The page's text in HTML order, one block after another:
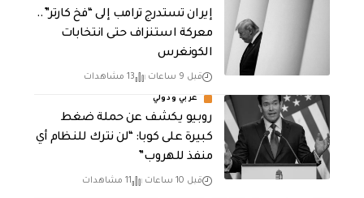
إيران تستدرج ترامب إلى “فخ كارتر”..
معركة استنزاف حتى انتخابات
الكونغرس
قبل 9 ساعات 13 مشاهدات
عربي ودولي
روبيو يكشف عن حملة ضغط
كبيرة على كوبا: “لن نترك للنظام أي
منفذ للهروب”
قبل 10 ساعات 11 مشاهدات